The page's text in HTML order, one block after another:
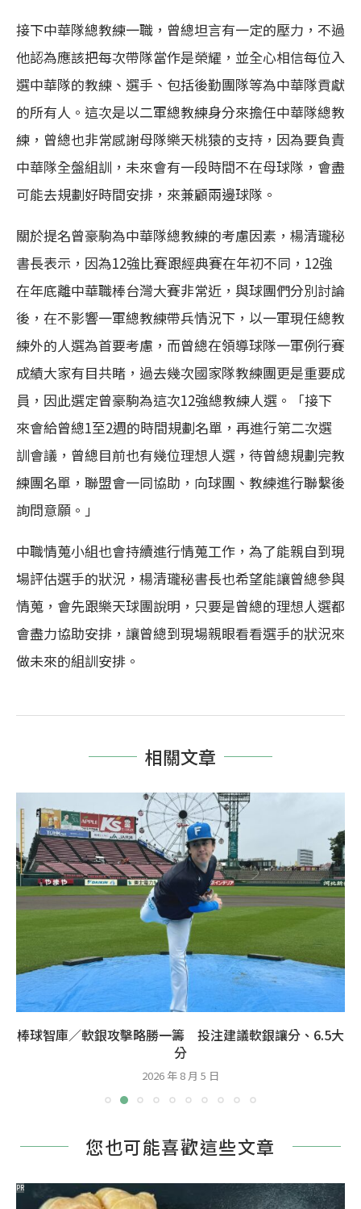
接下中華隊總教練一職，曾總坦言有一定的壓力，不過
他認為應該把每次帶隊當作是榮耀，並全心相信每位入
選中華隊的教練、選手、包括後勤團隊等為中華隊貢獻
的所有人。這次是以二軍總教練身分來擔任中華隊總教
練，曾總也非常感謝母隊樂天桃猿的支持，因為要負責
中華隊全盤組訓，未來會有一段時間不在母球隊，會盡
可能去規劃好時間安排，來兼顧兩邊球隊。
關於提名曾豪駒為中華隊總教練的考慮因素，楊清瓏秘
書長表示，因為12強比賽跟經典賽在年初不同，12強
在年底離中華職棒台灣大賽非常近，與球團們分別討論
後，在不影響一軍總教練帶兵情況下，以一軍現任總教
練外的人選為首要考慮，而曾總在領導球隊一軍例行賽
成績大家有目共睹，過去幾次國家隊教練團更是重要成
員，因此選定曾豪駒為這次12強總教練人選。「接下
來會給曾總1至2週的時間規劃名單，再進行第二次選
訓會議，曾總目前也有幾位理想人選，待曾總規劃完教
練團名單，聯盟會一同協助，向球團、教練進行聯繫後
詢問意願。」
中職情蒐小組也會持續進行情蒐工作，為了能親自到現
場評估選手的狀況，楊清瓏秘書長也希望能讓曾總參與
情蒐，會先跟樂天球團說明，只要是曾總的理想人選都
會盡力協助安排，讓曾總到現場親眼看看選手的狀況來
做未來的組訓安排。
相關文章
棒球智庫／軟銀14戰12勝力壓火腿 投注建議軟銀讓分、
6.5...
2026 年 8 月 4 日
您也可能喜歡這些文章
PR